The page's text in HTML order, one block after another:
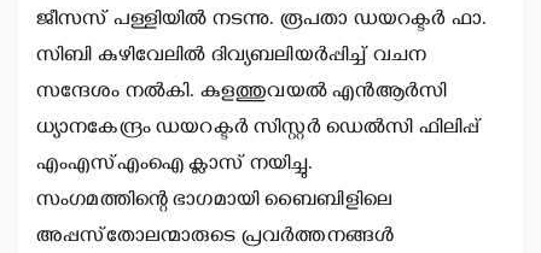
ജീസസ് പള്ളിയില്‍ നടന്നു. രൂപതാ ഡയറക്ടര്‍ ഫാ.
സിബി കുഴിവേലില്‍ ദിവ്യബലിയര്‍പ്പിച്ച് വചന
സന്ദേശം നല്‍കി. കുളത്തുവയല്‍ എന്‍ആര്‍സി
ധ്യാനകേന്ദ്രം ഡയറക്ടര്‍ സിസ്റ്റര്‍ ഡെല്‍സി ഫിലിപ്പ്
എംഎസ്എംഐ ക്ലാസ് നയിച്ചു.
സംഗമത്തിന്റെ ഭാഗമായി ബൈബിളിലെ
അപ്പസ്‌തോലന്മാരുടെ പ്രവര്‍ത്തനങ്ങള്‍